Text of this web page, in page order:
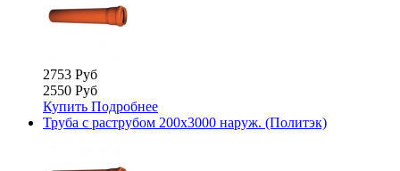
2753 Руб
2550 Руб
Купить Подробнее
Труба с раструбом 200х3000 наруж. (Политэк)